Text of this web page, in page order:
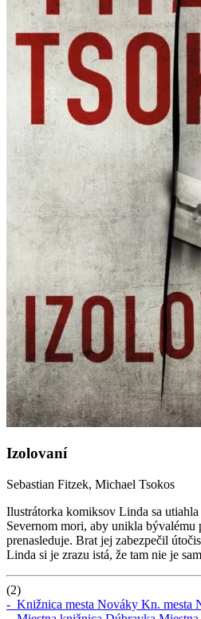
Izolovaní
Sebastian Fitzek, Michael Tsokos
Ilustrátorka komiksov Linda sa
Severnom mori, aby unikla
prenasleduje. Brat jej zabezpečil
Linda si je zrazu istá, že tam nie je
(2)
- Knižnica mesta Nováky Kn. mesta